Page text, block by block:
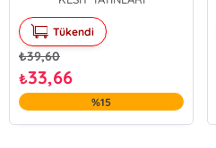
Tükendi
₺39,60
₺33,66
%15